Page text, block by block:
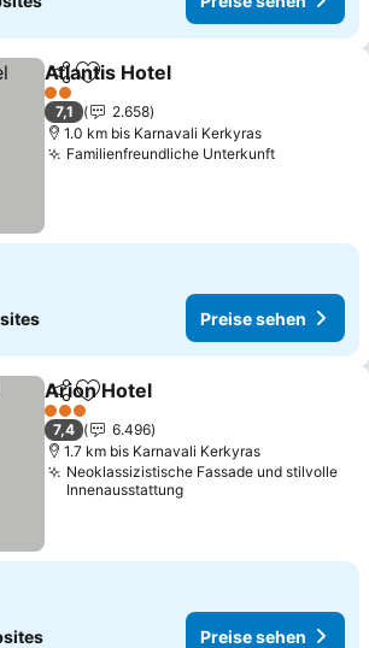
TeilenZu Favoriten hinzufügen
Atlantis Hotel
2 Sterne
7,1
2.658
1.0 km bis Karnavali Kerkyras
Familienfreundliche Unterkunft
Preise sehen
TeilenZu Favoriten hinzufügen
Arion Hotel
3 Sterne
7,4
6.496
1.7 km bis Karnavali Kerkyras
Neoklassizistische Fassade und stilvolle
Innenausstattung
Preise sehen